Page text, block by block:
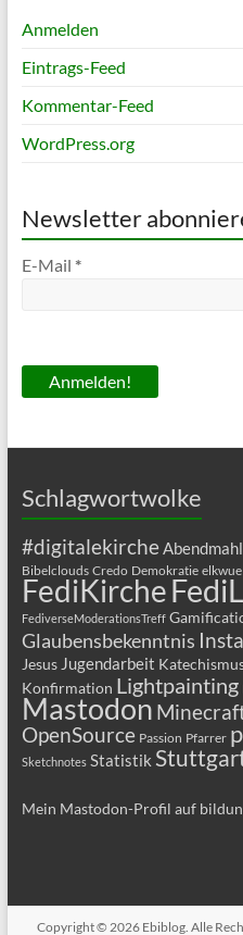
Anmelden
Eintrags-Feed
Kommentar-Feed
WordPress.org
Newsletter
E-Mail *
Schlagwortwolke
#digitalekircheAbendmahl
Bibelclouds Credo Demokratie elkwue
FediKirche
FediverseModerationsTreff
Glaubensbekenntnis
Jesus Jugendarbeit
Konfirmation Lightpainting
Mastodon
OpenSource Passion Pfarrer
Sketchnotes Statistik
Mein Mastodon-Profil auf
Copyright © 2026 Ebiblog. Alle